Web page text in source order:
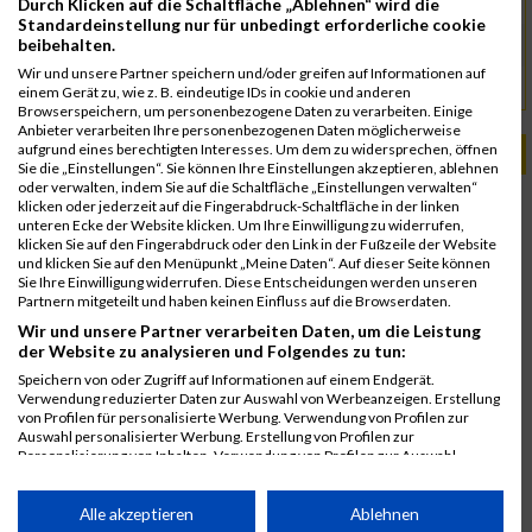
Kontakt
URL steiralauf.at
PASSENDE VERANSTALTUNGEN
31. Januar 2025
Steiralauf
16. Februar 2024
Int. Steiralauf
Int. Steiralauf
29. Januar 2021
Int. Steiralauf
25. Januar 2020
Int. Steiralauf
25. Januar 2019
Int. Steiralauf
Durch Klicken auf die Schaltfläche „Ablehnen“ wird die
Standardeinstellung nur für unbedingt erforderliche cookie
beibehalten.
Wir und unsere Partner speichern und/oder greifen auf Informationen auf
einem Gerät zu, wie z. B. eindeutige IDs in cookie und anderen
Browserspeichern, um personenbezogene Daten zu verarbeiten. Einige
Anbieter verarbeiten Ihre personenbezogenen Daten möglicherweise
aufgrund eines berechtigten Interesses. Um dem zu widersprechen, öffnen
Sie die „Einstellungen“. Sie können Ihre Einstellungen akzeptieren, ablehnen
oder verwalten, indem Sie auf die Schaltfläche „Einstellungen verwalten“
klicken oder jederzeit auf die Fingerabdruck-Schaltfläche in der linken
unteren Ecke der Website klicken. Um Ihre Einwilligung zu widerrufen,
klicken Sie auf den Fingerabdruck oder den Link in der Fußzeile der Website
und klicken Sie auf den Menüpunkt „Meine Daten“. Auf dieser Seite können
Sie Ihre Einwilligung widerrufen. Diese Entscheidungen werden unseren
Partnern mitgeteilt und haben keinen Einfluss auf die Browserdaten.
Wir und unsere Partner verarbeiten Daten, um die Leistung
der Website zu analysieren und Folgendes zu tun:
Speichern von oder Zugriff auf Informationen auf einem Endgerät.
Verwendung reduzierter Daten zur Auswahl von Werbeanzeigen. Erstellung
von Profilen für personalisierte Werbung. Verwendung von Profilen zur
Auswahl personalisierter Werbung. Erstellung von Profilen zur
Personalisierung von Inhalten. Verwendung von Profilen zur Auswahl
Performance von Inhalten. Analyse von Zielgruppen durch Statistiken oder
Kombinationen von Daten aus verschiedenen Quellen. Entwicklung und
Alle akzeptieren Ablehnen